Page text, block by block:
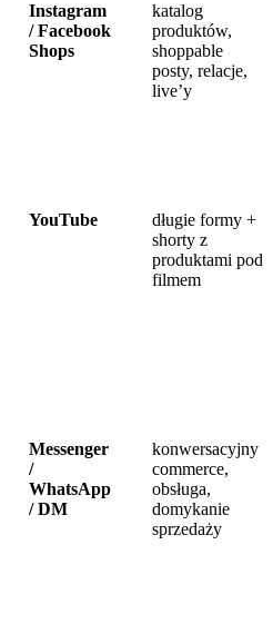
Instagram
/ Facebook
Shops
katalog
produktów,
shoppable
posty, relacje,
live’y
YouTube
długie formy +
shorty z
produktami pod
filmem
Messenger
/
WhatsApp
/ DM
konwersacyjny
commerce,
obsługa,
domykanie
sprzedaży